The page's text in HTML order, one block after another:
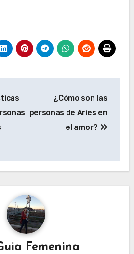
¿Cómo son las
personas de Aries en
el amor?
Femenina